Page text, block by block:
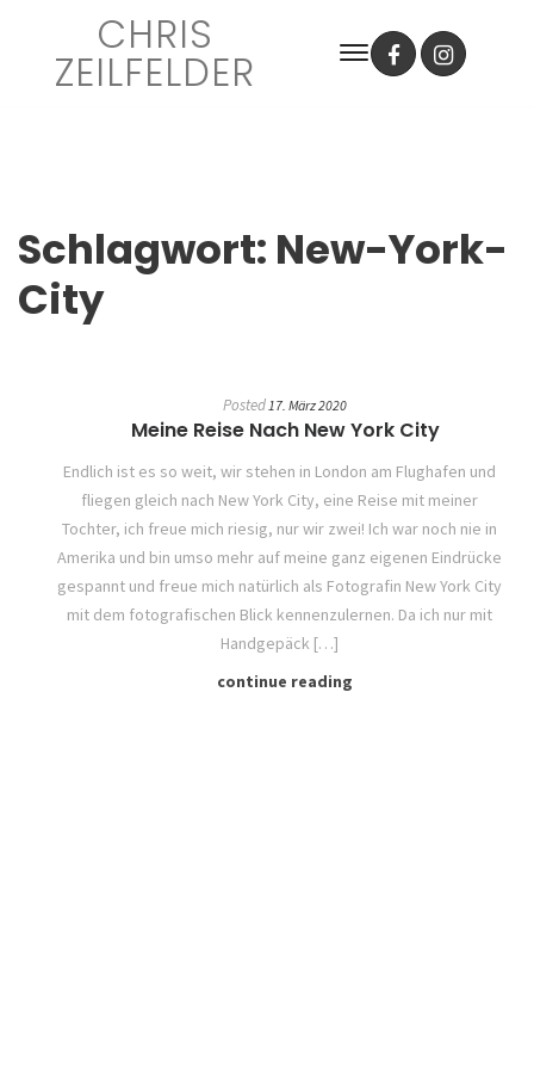
CHRIS
ZEILFELDER
Schlagwort: New-York-
City
Posted 17. März 2020
Meine Reise Nach New York City
Endlich ist es so weit, wir stehen in London am Flughafen und
fliegen gleich nach New York City, eine Reise mit meiner
Tochter, ich freue mich riesig, nur wir zwei! Ich war noch nie in
Amerika und bin umso mehr auf meine ganz eigenen Eindrücke
gespannt und freue mich natürlich als Fotografin New York City
mit dem fotografischen Blick kennenzulernen. Da ich nur mit
Handgepäck […]
continue reading